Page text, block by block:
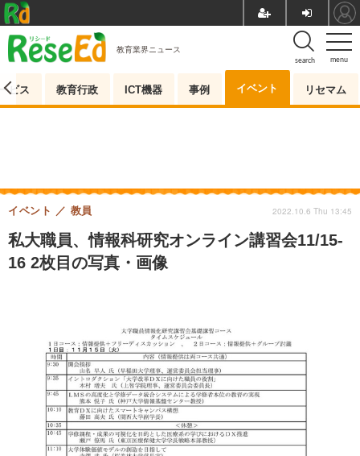
menu
search
教育業界ニュース
ビス 教育行政 ICT機器 事例 イベント リセマム
私大職員、情報科研究オンライン講習会11/15-
16 2枚目の写真・画像
イベント 教員 2022.10.6 Thu 13:45